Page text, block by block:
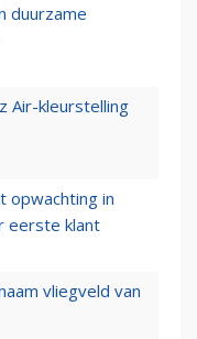
duurzame
Air-kleurstelling
opwachting in
eerste klant
vliegveld van